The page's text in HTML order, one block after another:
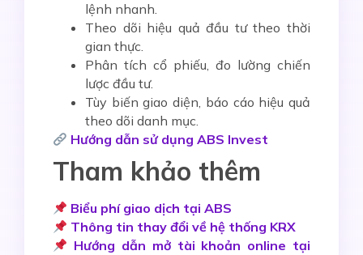
lệnh nhanh.
Theo dõi hiệu quả đầu tư theo thời
gian thực.
Phân tích cổ phiếu, đo lường chiến
lược đầu tư.
Tùy biến giao diện, báo cáo hiệu quả
theo dõi danh mục.
Hướng dẫn sử dụng ABS Invest
Tham khảo thêm
Biểu phí giao dịch tại ABS
Thông tin thay đổi về hệ thống KRX
Hướng dẫn mở tài khoản online tại